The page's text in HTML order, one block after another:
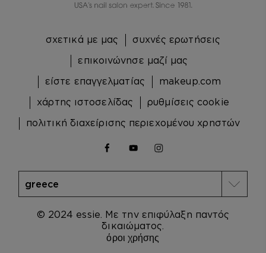
© 2024 essie. Με την επιφύλαξη παντός
δικαιώματος.
όροι χρήσης
σχετικά με μας
συχνές ερωτήσεις
επικοινώνησε μαζί μας
είστε επαγγελματίας
makeup.com
χάρτης ιστοσελίδας
ρυθμίσεις cookie
πολιτική διαχείρισης περιεχομένου χρηστών
facebookyoutubeinstagram